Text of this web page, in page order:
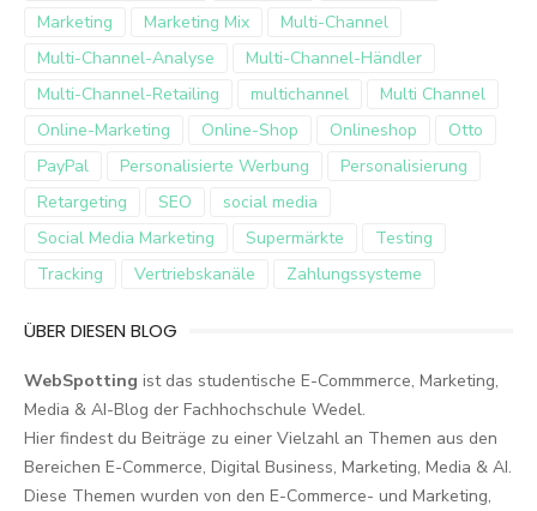
Marketing
Marketing Mix
Multi-Channel
Multi-Channel-Analyse
Multi-Channel-Händler
Multi-Channel-Retailing
multichannel
Multi Channel
Online-Marketing
Online-Shop Onlineshop
Otto
PayPal
Personalisierte Werbung
Personalisierung
Retargeting
SEO
social media
Social Media Marketing
Supermärkte
Testing
Tracking
Vertriebskanäle Zahlungssysteme
ÜBER DIESEN BLOG
WebSpotting ist das studentische E-Commmerce, Marketing,
Media & AI-Blog der Fachhochschule Wedel.
Hier findest du Beiträge zu einer Vielzahl an Themen aus den
Bereichen E-Commerce, Digital Business, Marketing, Media & AI.
Diese Themen wurden von den E-Commerce- und Marketing,